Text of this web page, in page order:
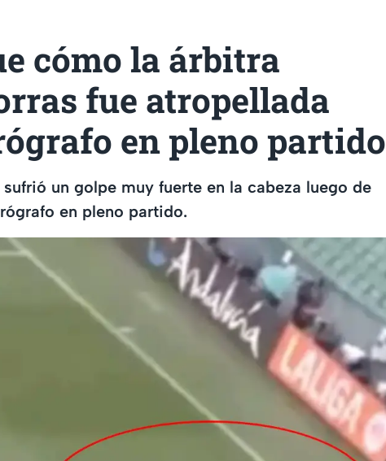
cómo la árbitra
fue atropellada
en pleno partido
un golpe muy fuerte en la cabeza luego de
en pleno partido.